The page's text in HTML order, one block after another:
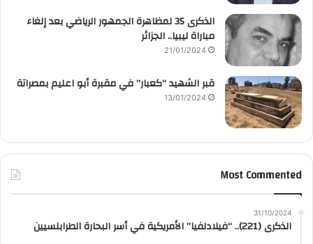
الذكرى 35 لمظاهرة الجمهور الرياضي بعد إلغاء
مباراة ليبيا.. الجزائر
21/01/2024
قبر الشهيد “كعبار” في مقبرة أبو اعليم بمصراتة
13/01/2024
Most Commented
31/10/2024
الذكرى (221).. “فيلادلفيا” الأمريكية في أسر البحارة الطرابلسيين